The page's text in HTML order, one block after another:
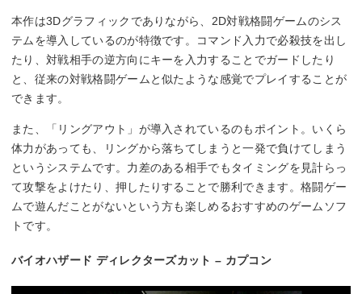
本作は3Dグラフィックでありながら、2D対戦格闘ゲームのシス
テムを導入しているのが特徴です。コマンド入力で必殺技を出し
たり、対戦相手の逆方向にキーを入力することでガードしたり
と、従来の対戦格闘ゲームと似たような感覚でプレイすることが
できます。
また、「リングアウト」が導入されているのもポイント。いくら
体力があっても、リングから落ちてしまうと一発で負けてしまう
というシステムです。力差のある相手でもタイミングを見計らっ
て攻撃をよけたり、押したりすることで勝利できます。格闘ゲー
ムで遊んだことがないという方も楽しめるおすすめのゲームソフ
トです。
バイオハザード ディレクターズカット – カプコン